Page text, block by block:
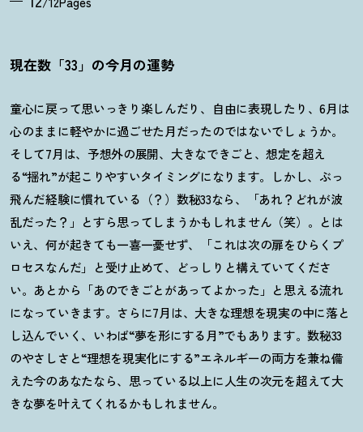
現在数「33」の今月の運勢
童心に戻って思いっきり楽しんだり、自由に表現したり、6月は
心のままに軽やかに過ごせた月だったのではないでしょうか。
そして7月は、予想外の展開、大きなできごと、想定を超え
る“揺れ”が起こりやすいタイミングになります。しかし、ぶっ
飛んだ経験に慣れている（？ ）数秘33なら、「あれ？ どれが波
乱だった ？ 」とすら思ってしまうかもしれません（笑）。とは
いえ、何が起きても一喜一憂せず、「これは次の扉をひらくプ
ロセスなんだ」と受け止めて、どっしりと構えていてくださ
い。あとから「あのできごとがあってよかった」と思える流れ
になっていきます。さらに7月は、大きな理想を現実の中に落と
し込んでいく、いわば“夢を形にする月”でもあります。数秘33
のやさしさと“理想を現実化にする”エネルギーの両方を兼ね備
えた今のあなたなら、思っている以上に人生の次元を超えて大
きな夢を叶えてくれるかもしれません。